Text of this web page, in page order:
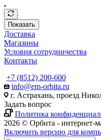
Показать
Доставка
Магазины
Условия сотрудничества
Контакты
+7 (8512) 200-600
info@em-orbita.ru
г. Астрахань, проезд
Задать вопрос
Политика
2026 © Орбита - интернет-
Включить версию для